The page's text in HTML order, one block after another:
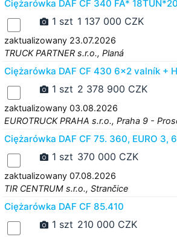
Ciężarówka DAF CF 340 FA*
1 szt 1 137 000 CZK
zaktualizowany 23.07.2026
TRUCK PARTNER s.r.o., Planá
Ciężarówka DAF CF 430 6x2 valník +
1 szt 2 378 900 CZK
zaktualizowany 03.08.2026
EUROTRUCK PRAHA s.r.o., Praha 9 -
Ciężarówka DAF CF 75. 360, EURO 3,
1 szt 370 000 CZK
zaktualizowany 07.08.2026
TIR CENTRUM s.r.o., Strančice
Ciężarówka DAF CF 85.410
1 szt 210 000 CZK